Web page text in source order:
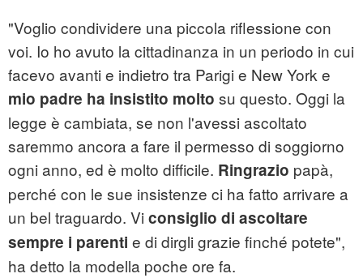
"Voglio condividere una piccola riflessione con
voi. Io ho avuto la cittadinanza in un periodo in cui
facevo avanti e indietro tra Parigi e New York e
mio padre ha insistito molto su questo. Oggi la
legge è cambiata, se non l'avessi ascoltato
saremmo ancora a fare il permesso di soggiorno
ogni anno, ed è molto difficile. Ringrazio papà,
perché con le sue insistenze ci ha fatto arrivare a
un bel traguardo. Vi consiglio di ascoltare
sempre i parenti e di dirgli grazie finché potete",
ha detto la modella poche ore fa.